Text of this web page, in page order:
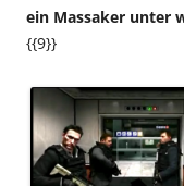
ein Massaker unter
{{9}}